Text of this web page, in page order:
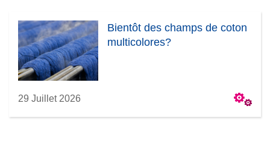
Bientôt des champs de coton
multicolores?
29 Juillet 2026